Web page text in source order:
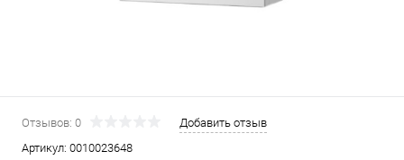
Отзывов: 0
Добавить отзыв
Артикул: 0010023648